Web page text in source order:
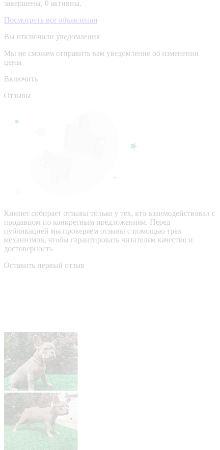
завершены, 0 активны.
Посмотреть все объявления
Вы отключили уведомления
Мы не сможем отправить вам уведомление об изменении
цены
Включить
Отзывы
Кинпет собирает отзывы только у тех, кто взаимодействовал с
продавцом по конкретным предложениям. Перед
публикацией мы проверяем отзывы с помощью трёх
механизмов, чтобы гарантировать читателям качество и
достоверность
Оставить первый отзыв